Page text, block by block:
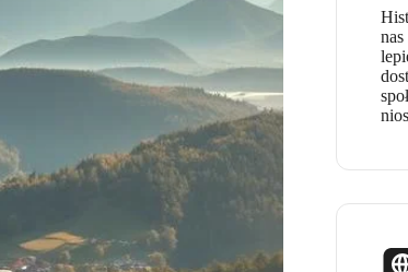
nas